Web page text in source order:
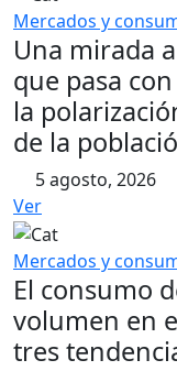
Mercados y
Una mirada
que pasa
la
de la
5 agosto, 2026
Ver
Mercados y
El consumo
volumen en
tres